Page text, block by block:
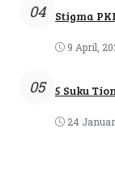
04 Stigma
9 April,
05 5 Suku
24